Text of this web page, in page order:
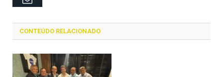
CONTEÚDO RELACIONADO